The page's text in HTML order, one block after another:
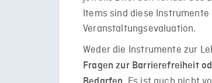
Items sind diese Instrumente
Veranstaltungsevaluation.
Weder die Instrumente zur
Fragen zur Barrierefreiheit